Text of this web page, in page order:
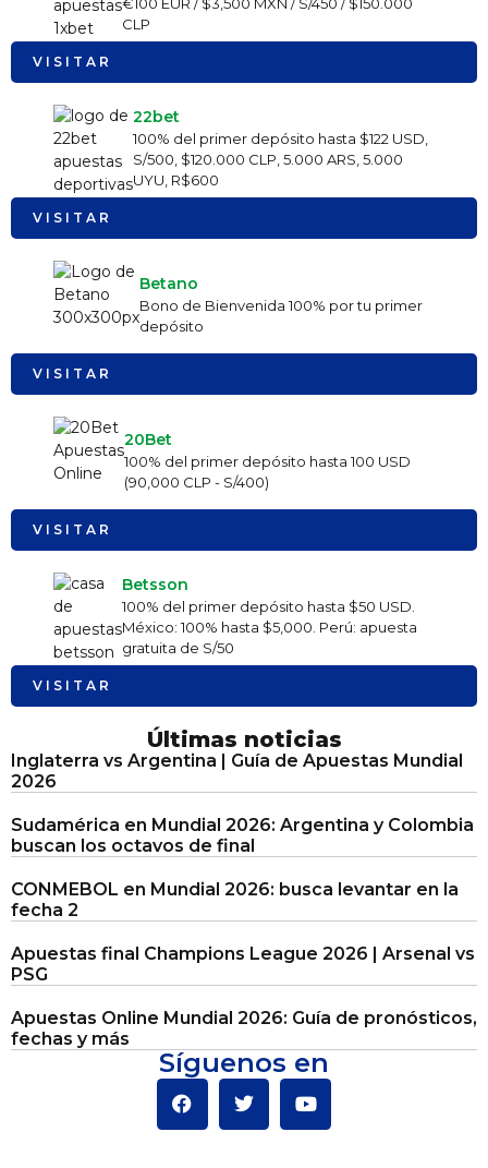
CLP
VISITAR
22bet
100% del primer depósito hasta $122 USD,
S/500, $120.000 CLP, 5.000 ARS, 5.000
UYU, R$600
VISITAR
Betano
Bono de Bienvenida 100% por tu primer
depósito
VISITAR
20Bet
100% del primer depósito hasta 100 USD
(90,000 CLP - S/400)
VISITAR
Betsson
100% del primer depósito hasta $50 USD.
México: 100% hasta $5,000. Perú: apuesta
gratuita de S/50
VISITAR
Últimas noticias
Inglaterra vs Argentina | Guía de Apuestas Mundial
2026
Sudamérica en Mundial 2026: Argentina y Colombia
buscan los octavos de final
CONMEBOL en Mundial 2026: busca levantar en la
fecha 2
Apuestas final Champions League 2026 | Arsenal vs
PSG
Apuestas Online Mundial 2026: Guía de pronósticos,
fechas y más
Síguenos en